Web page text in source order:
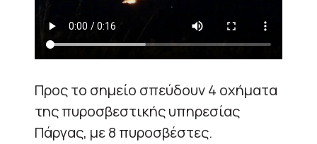
Προς το σημείο σπεύδουν 4 οχήματα
της πυροσβεστικής υπηρεσίας
Πάργας, με 8 πυροσβέστες.